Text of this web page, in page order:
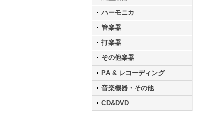
ハーモニカ
管楽器
打楽器
その他楽器
PA & レコーディング
音楽機器・その他
CD&DVD